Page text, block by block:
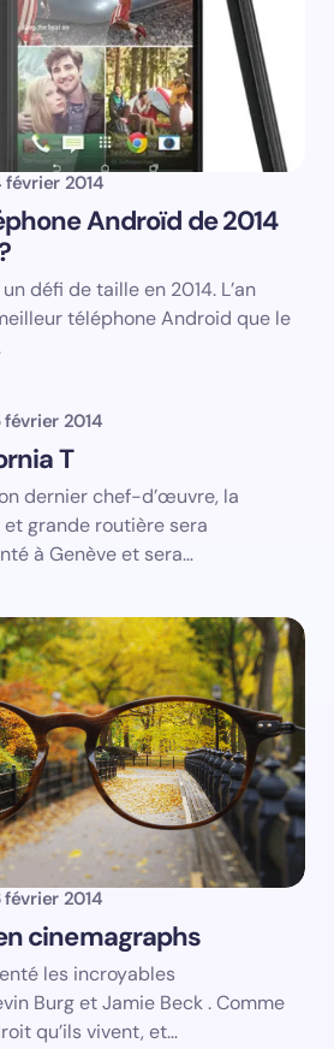
février 2014
Androïd de 2014
défi de taille en 2014. L’an
téléphone Android que le
février 2014
T
dernier chef-d’œuvre, la
et grande routière sera
à Genève et sera…
février 2014
cinemagraphs
les incroyables
Burg et Jamie Beck . Comme
qu’ils vivent, et…